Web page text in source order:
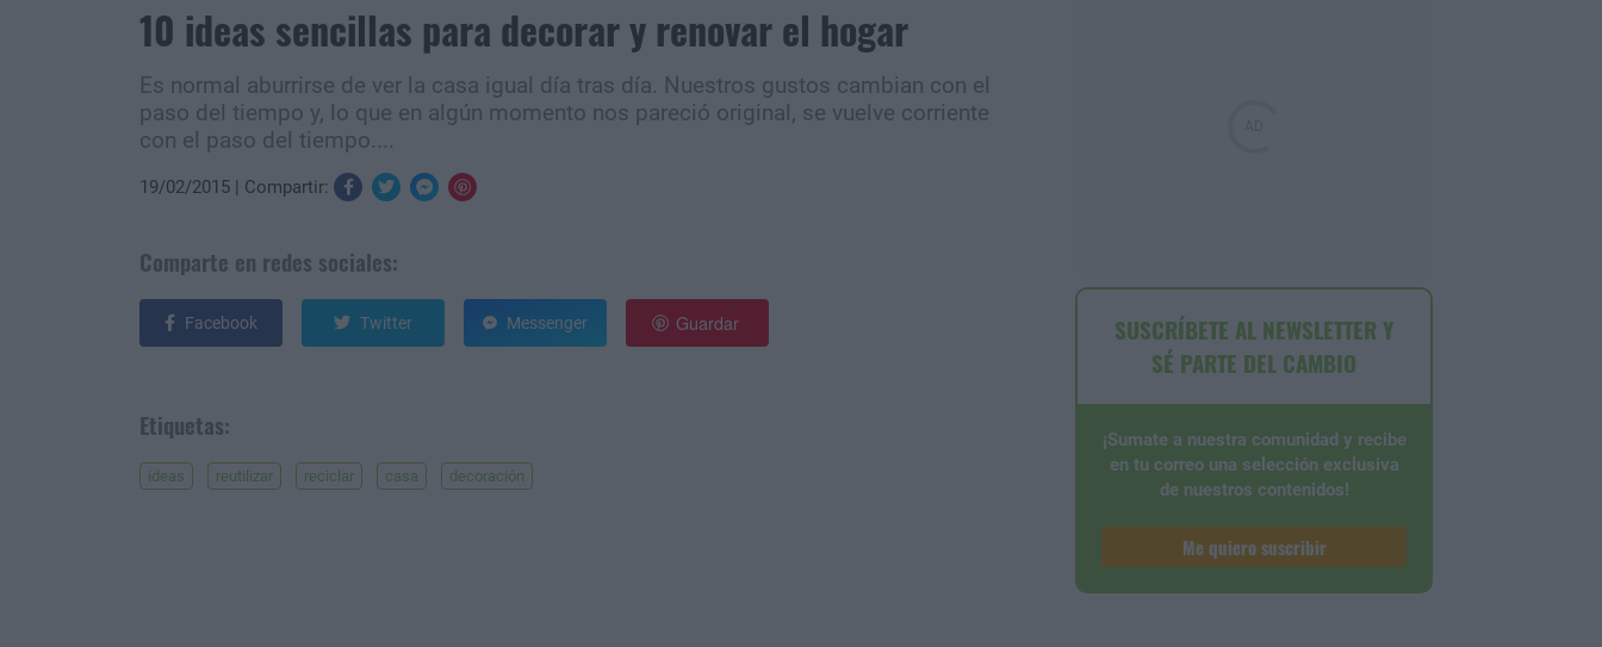
10 ideas sencillas para decorar y renovar el hogar
Es normal aburrirse de ver la casa igual día tras día. Nuestros gustos cambian con el
paso del tiempo y, lo que en algún momento nos pareció original, se vuelve corriente
con el paso del tiempo....
19/02/2015 Compartir:
Comparte en redes sociales:
Facebook Twitter Messenger Guardar
Etiquetas:
ideas reutilizar reciclar casa decoración
SUSCRÍBETE AL NEWSLETTER Y
SÉ PARTE DEL CAMBIO
¡Sumate a nuestra comunidad y recibe
en tu correo una selección exclusiva
de nuestros contenidos!
Me quiero suscribir